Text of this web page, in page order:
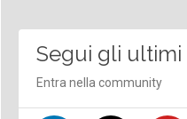
Segui gli
Entra nella community